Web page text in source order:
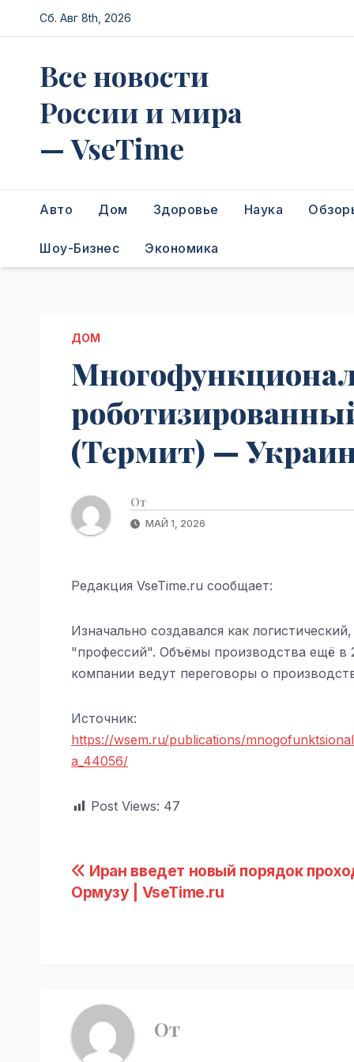
Перейти
к
Сб. Авг 8th, 2026
Все новости
России и мира
— VseTime
Авто Дом Здоровье Наука
Шоу-Бизнес Экономика
ДОМ
(Термит) —
От
МАЙ 1, 2026
Редакция VseTime.ru сообщает:
Изначально создавался как
"профессий". Объёмы производства ещё в
компании ведут переговоры о
Источник:
https://wsem.ru/publications/
a_44056/
Post Views: 47
Навигация
по
Иран введет новый порядок
Ормузу | VseTime.ru
От